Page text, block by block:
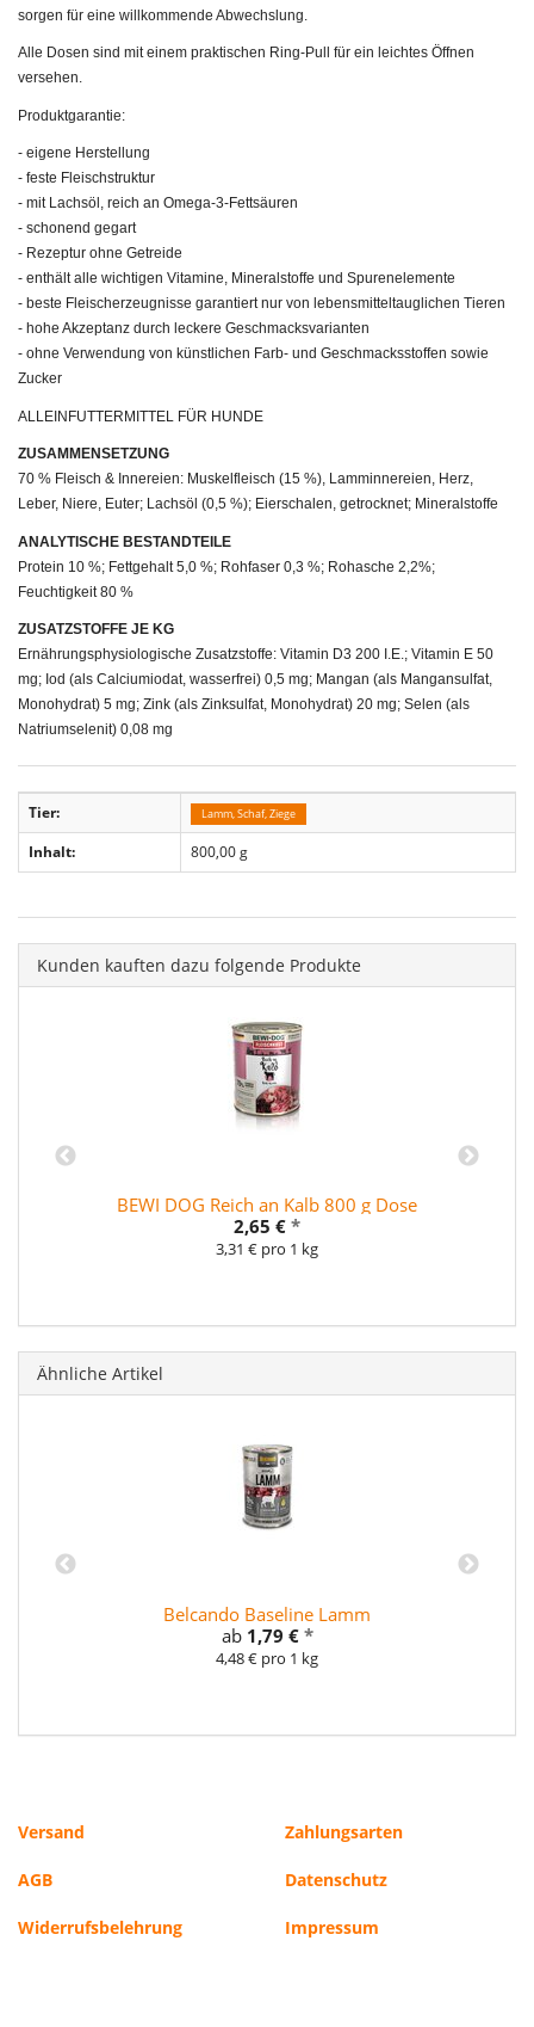
sorgen für eine willkommende Abwechslung.
Alle Dosen sind mit einem praktischen Ring-Pull für ein leichtes Öffnen
versehen.
Produktgarantie:
- eigene Herstellung
- feste Fleischstruktur
- mit Lachsöl, reich an Omega-3-Fettsäuren
- schonend gegart
- Rezeptur ohne Getreide
- enthält alle wichtigen Vitamine, Mineralstoffe und Spurenelemente
- beste Fleischerzeugnisse garantiert nur von lebensmitteltauglichen Tieren
- hohe Akzeptanz durch leckere Geschmacksvarianten
- ohne Verwendung von künstlichen Farb- und Geschmacksstoffen sowie
Zucker
ALLEINFUTTERMITTEL FÜR HUNDE
ZUSAMMENSETZUNG
70 % Fleisch & Innereien: Muskelfleisch (15 %), Lamminnereien, Herz,
Leber, Niere, Euter; Lachsöl (0,5 %); Eierschalen, getrocknet; Mineralstoffe
ANALYTISCHE BESTANDTEILE
Protein 10 %; Fettgehalt 5,0 %; Rohfaser 0,3 %; Rohasche 2,2%;
Feuchtigkeit 80 %
ZUSATZSTOFFE JE KG
Ernährungsphysiologische Zusatzstoffe: Vitamin D3 200 I.E.; Vitamin E 50
mg; Iod (als Calciumiodat, wasserfrei) 0,5 mg; Mangan (als Mangansulfat,
Monohydrat) 5 mg; Zink (als Zinksulfat, Monohydrat) 20 mg; Selen (als
Natriumselenit) 0,08 mg
Tier: Lamm, Schaf, Ziege
Inhalt: 800,00 g
Kunden kauften dazu folgende Produkte
BEWI DOG Reich an Kalb 800 g Dose
2,65 € *
3,31 € pro 1 kg
Ähnliche Artikel
Belcando Baseline Lamm
ab 1,79 € *
4,48 € pro 1 kg
Versand Zahlungsarten
AGB Datenschutz
Widerrufsbelehrung Impressum